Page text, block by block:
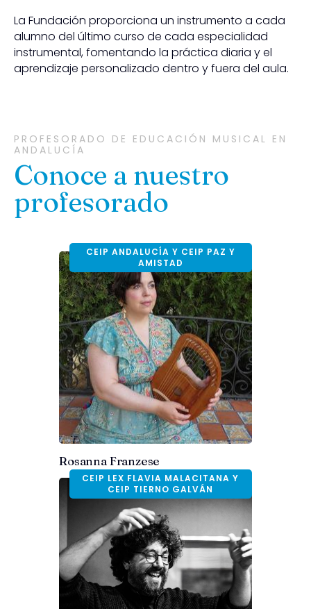
La Fundación proporciona un instrumento a cada
alumno del último curso de cada especialidad
instrumental, fomentando la práctica diaria y el
aprendizaje personalizado dentro y fuera del aula.
PROFESORADO DE EDUCACIÓN MUSICAL EN
ANDALUCÍA
Conoce a nuestro
profesorado
CEIP ANDALUCÍA Y CEIP PAZ Y
AMISTAD
Rosanna Franzese
CEIP LEX FLAVIA MALACITANA Y
CEIP TIERNO GALVÁN